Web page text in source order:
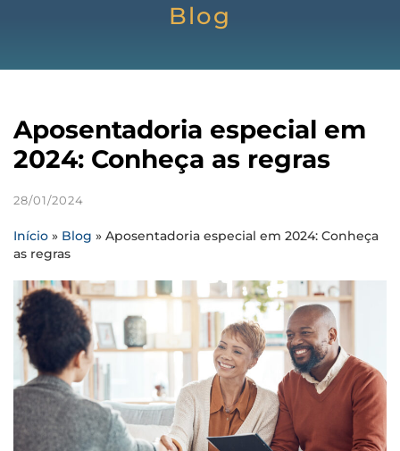
Blog
Aposentadoria especial em
2024: Conheça as regras
28/01/2024
Início » Blog » Aposentadoria especial em 2024: Conheça
as regras